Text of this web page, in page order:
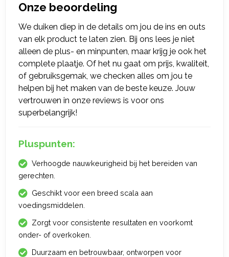
Onze beoordeling
We duiken diep in de details om jou de ins en outs
van elk product te laten zien. Bij ons lees je niet
alleen de plus- en minpunten, maar krijg je ook het
complete plaatje. Of het nu gaat om prijs, kwaliteit,
of gebruiksgemak, we checken alles om jou te
helpen bij het maken van de beste keuze. Jouw
vertrouwen in onze reviews is voor ons
superbelangrijk!
Pluspunten:
Verhoogde nauwkeurigheid bij het bereiden van
gerechten.
Geschikt voor een breed scala aan
voedingsmiddelen.
Zorgt voor consistente resultaten en voorkomt
onder- of overkoken.
Duurzaam en betrouwbaar, ontworpen voor